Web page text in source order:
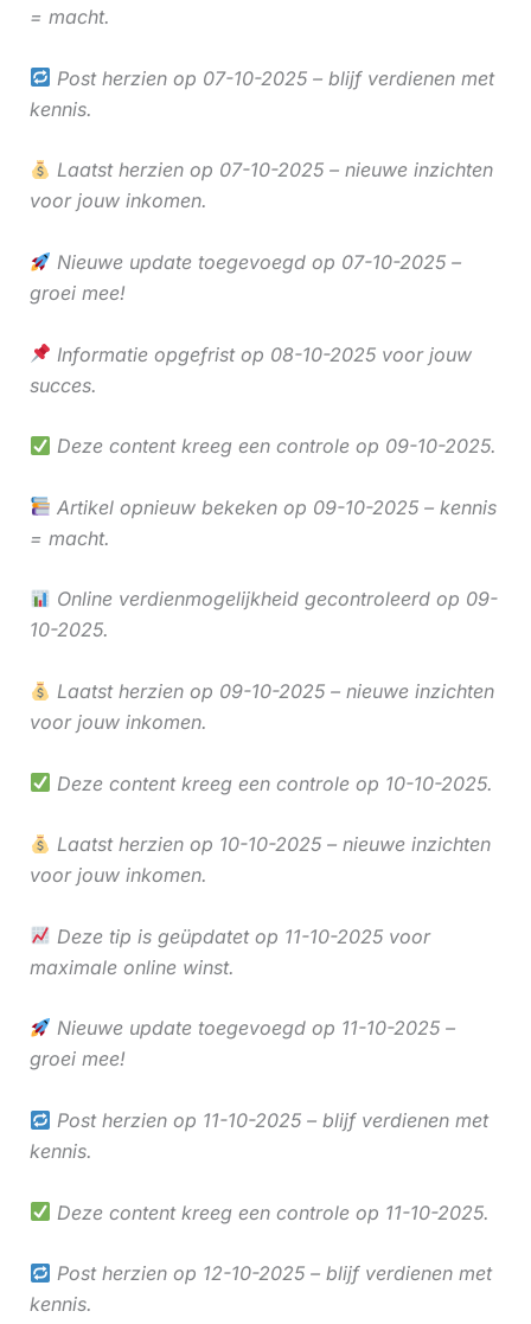
= macht.
Post herzien op 07-10-2025 – blijf verdienen met
kennis.
Laatst herzien op 07-10-2025 – nieuwe inzichten
voor jouw inkomen.
Nieuwe update toegevoegd op 07-10-2025 –
groei mee!
Informatie opgefrist op 08-10-2025 voor jouw
succes.
Deze content kreeg een controle op 09-10-2025.
Artikel opnieuw bekeken op 09-10-2025 – kennis
= macht.
Online verdienmogelijkheid gecontroleerd op 09-
10-2025.
Laatst herzien op 09-10-2025 – nieuwe inzichten
voor jouw inkomen.
Deze content kreeg een controle op 10-10-2025.
Laatst herzien op 10-10-2025 – nieuwe inzichten
voor jouw inkomen.
Deze tip is geüpdatet op 11-10-2025 voor
maximale online winst.
Nieuwe update toegevoegd op 11-10-2025 –
groei mee!
Post herzien op 11-10-2025 – blijf verdienen met
kennis.
Deze content kreeg een controle op 11-10-2025.
Post herzien op 12-10-2025 – blijf verdienen met
kennis.